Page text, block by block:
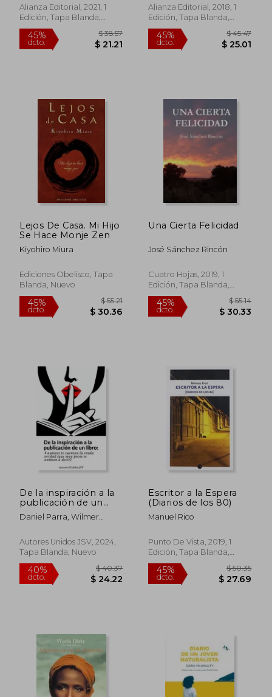
dcto. $ 24.06 dcto.
45% 2%
dcto.
Alianza Editorial, 2021, 1
Edición, Tapa Blanda,
Nuevo
45%
Alianza Editorial, 2018, 1
Edición, Tapa Blanda,
Nuevo
45%
Lejos De Casa. Mi Hijo
Se Hace Monje Zen
Kiyohiro Miura
Ediciones Obelisco, Tapa
Blanda, Nuevo
Una Cierta Felicidad
José Sánchez Rincón
Cuatro Hojas, 2019, 1
Edición, Tapa Blanda,
Nuevo
De la inspiración a la
publicación de un
libro
Daniel Parra, Wilmer
Florencia Ayelen Figueroa,
Ramón Fuentes Sandoval
Autores Unidos JSV, 2024,
Tapa Blanda, Nuevo
Escritor a la Espera
(Diarios de los 80)
Manuel Rico
Punto De Vista, 2019, 1
Edición, Tapa Blanda,
Nuevo